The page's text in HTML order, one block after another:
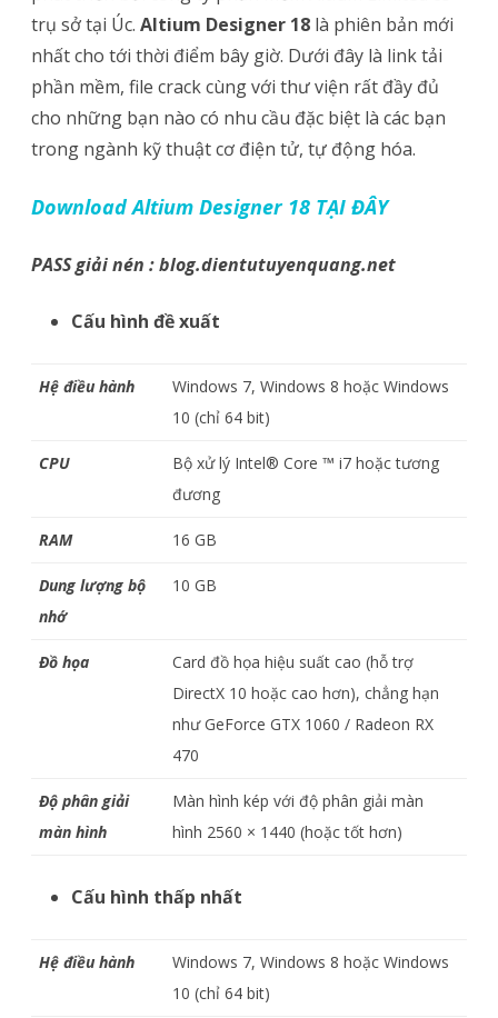
dẫn
cài
đặt
và
trụ sở tại Úc. Altium Designer 18 là phiên bản mới
nhất cho tới thời điểm bây giờ. Dưới đây là link tải
phần mềm, file crack cùng với thư viện rất đầy đủ
cho những bạn nào có nhu cầu đặc biệt là các bạn
trong ngành kỹ thuật cơ điện tử, tự động hóa.
Download Altium Designer 18 TẠI ĐÂY
PASS giải nén : blog.dientutuyenquang.net
Cấu hình đề xuất
Hệ điều hành
Windows 7, Windows 8 hoặc Windows
10 (chỉ 64 bit)
CPU
Bộ xử lý Intel® Core ™ i7 hoặc tương
đương
RAM 16 GB
Dung lượng bộ
nhớ
10 GB
Đồ họa
Card đồ họa hiệu suất cao (hỗ trợ
DirectX 10 hoặc cao hơn), chẳng hạn
như GeForce GTX 1060 / Radeon RX
470
Độ phân giải
màn hình
Màn hình kép với độ phân giải màn
hình 2560 × 1440 (hoặc tốt hơn)
Cấu hình thấp nhất
Hệ điều hành
Windows 7, Windows 8 hoặc Windows
10 (chỉ 64 bit)